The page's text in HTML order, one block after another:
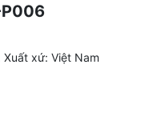
P006
xứ: Việt Nam